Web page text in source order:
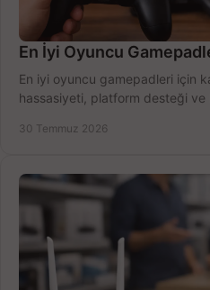
En İyi Oyuncu
En iyi oyuncu gamepadleri için
hassasiyeti, platform desteği
30 Temmuz 2026